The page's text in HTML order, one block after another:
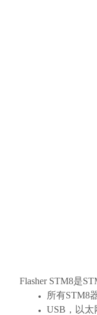
Flasher STM8是
所有STM8
USB，以太